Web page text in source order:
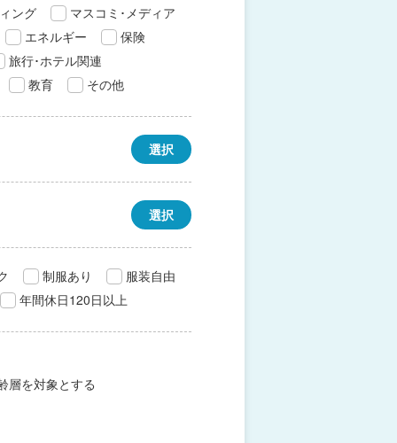
ング
マスコミ･メディア
エネルギー
保険
旅行･ホテル関連
教育
その他
選択
選択
制服あり
服装自由
年間休日120日以上
層を対象とする